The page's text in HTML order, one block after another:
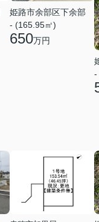
姫路市余部区下余部
- (165.95㎡)
650万円
-